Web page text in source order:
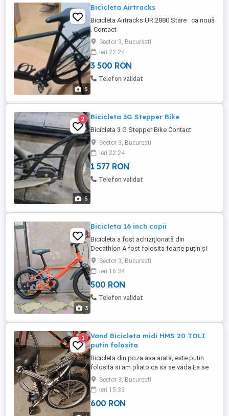
5
Bicicleta Airtracks
Bicicleta Airtracks UR.2880 Stare : ca nouă
. Contact
Sector 3, Bucuresti
ieri 22:24
3 500 RON
Telefon validat
5
2 Bicicleta 3G Stepper Bike
Bicicleta 3 G Stepper Bike Contact
Sector 3, Bucuresti
ieri 22:24
1 577 RON
Telefon validat
3
Bicicleta 16 inch copii
Bicicleta a fost achiziționată din
Decathlon A fost folosita foarte puțin și
arata impecabil
Sector 3, Bucuresti
ieri 16:34
500 RON
Telefon validat
1
Vand Bicicleta midi HMS 20 TOLI
putin folosita
Bicicleta din poza asa arata, este putin
folosita si am pliato ca sa se vada.Ea se
poate desplia si are o siguranta ca sa
arate intreaga. Este bicicleta midi care
poate fi folosita si de copii 15-18 ani dar
si de persoane mature. Cine doreste sa o
Sector 3, Bucuresti
ieri 15:33
600 RON